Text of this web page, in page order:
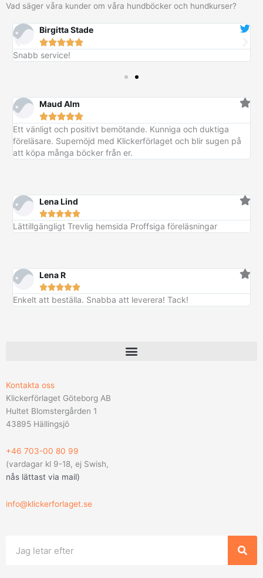
Vad säger våra kunder om våra hundböcker och hundkurser?
Birgitta Stade

Snabb service!
Maud Alm

Ett vänligt och positivt bemötande. Kunniga och duktiga
föreläsare. Supernöjd med Klickerförlaget och blir sugen på
att köpa många böcker från er.
Lena Lind

Lättillgängligt Trevlig hemsida Proffsiga föreläsningar
Lena R

Enkelt att beställa. Snabba att leverera! Tack!
Kontakta oss
Klickerförlaget Göteborg AB
Hultet Blomstergården 1
43895 Hällingsjö
+46 703-00 80 99
(vardagar kl 9-18, ej Swish,
nås lättast via mail)
info@klickerforlaget.se